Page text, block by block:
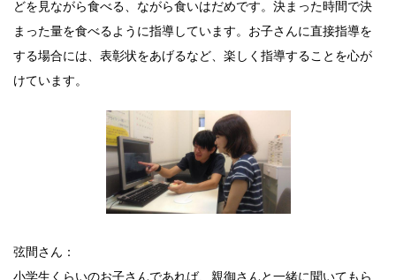
どを見ながら食べる、ながら食いはだめです。決まった時間で決
まった量を食べるように指導しています。お子さんに直接指導を
する場合には、表彰状をあげるなど、楽しく指導することを心が
けています。
弦間さん：
小学生くらいのお子さんであれば、親御さんと一緒に聞いてもら